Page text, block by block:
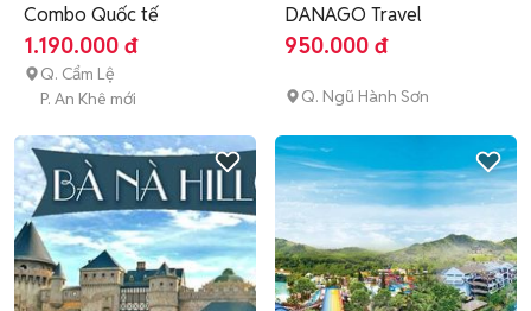
Combo Quốc tế
1.190.000 đ
Q. Cẩm Lệ
P. An Khê mới
DANAGO Travel
950.000 đ
Q. Ngũ Hành Sơn